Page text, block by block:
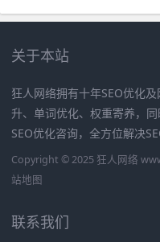
关于本站
狂人网络拥有十年SEO优化
升、单词优化、权重寄养，
SEO优化咨询，全方位解决
Copyright © 2025 狂人网络
站地图
联系我们